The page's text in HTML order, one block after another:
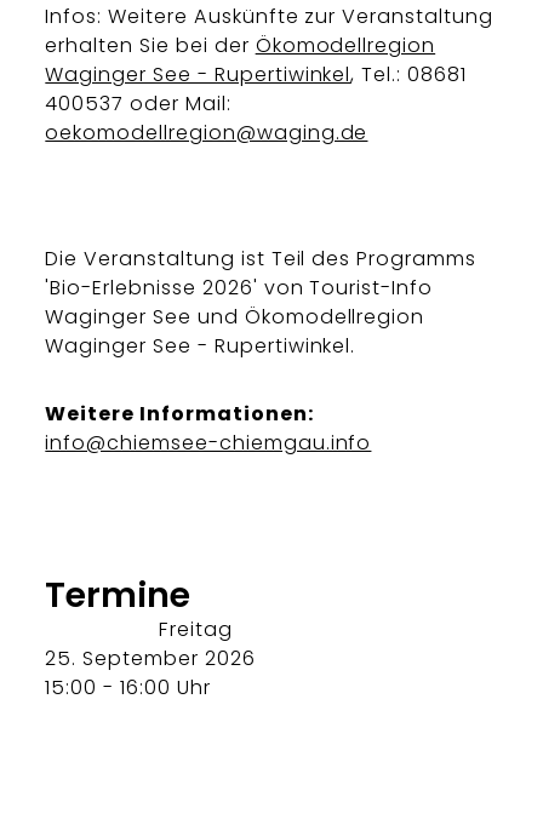
Infos: Weitere Auskünfte zur Veranstaltung
erhalten Sie bei der Ökomodellregion
Waginger See - Rupertiwinkel, Tel.: 08681
400537 oder Mail:
oekomodellregion@waging.de
Die Veranstaltung ist Teil des Programms
'Bio-Erlebnisse 2026' von Tourist-Info
Waginger See und Ökomodellregion
Waginger See - Rupertiwinkel.
Weitere Informationen:
info@chiemsee-chiemgau.info
Termine
Freitag
25. September 2026
15:00 - 16:00 Uhr